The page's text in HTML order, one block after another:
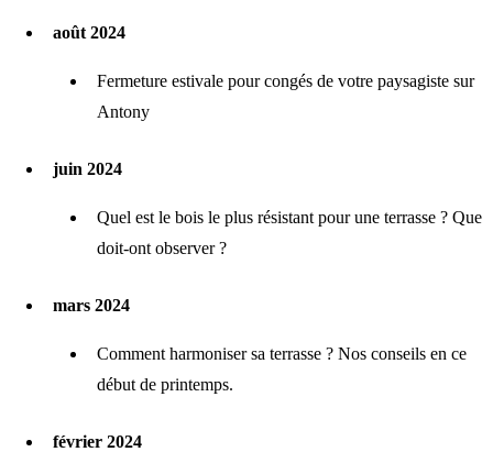
août 2024
Fermeture estivale pour congés de votre paysagiste sur
Antony
juin 2024
Quel est le bois le plus résistant pour une terrasse ? Que
doit-ont observer ?
mars 2024
Comment harmoniser sa terrasse ? Nos conseils en ce
début de printemps.
février 2024